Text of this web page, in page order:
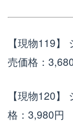
【現物119
売価格：
【現物120
格：3,980円